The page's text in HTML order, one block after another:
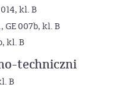
kl. B
GE 007b, kl. B
kl. B
techniczni
B